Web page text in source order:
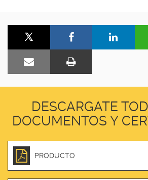
DESCARGATE
DOCUMENTOS Y
PRODUCTO